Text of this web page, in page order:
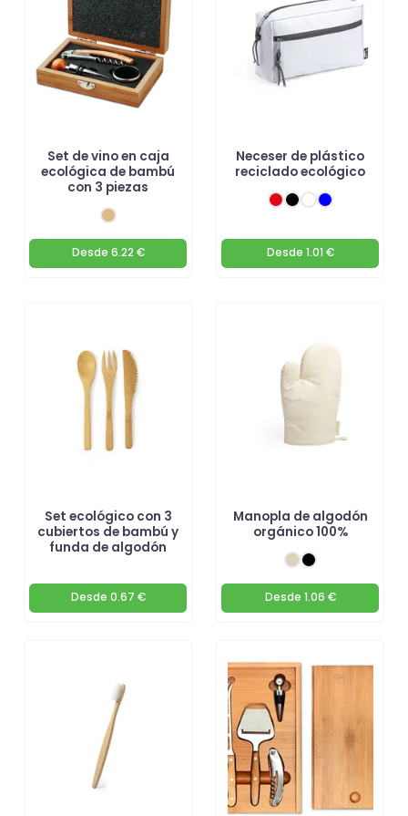
Set de vino en caja
ecológica de bambú
con 3 piezas
Desde 6.22 €
Neceser de plástico
reciclado ecológico
Desde 1.01 €
Set ecológico con 3
cubiertos de bambú y
funda de algodón
Desde 0.67 €
Manopla de algodón
orgánico 100%
Desde 1.06 €